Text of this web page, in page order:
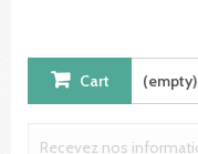
Cart (empty)